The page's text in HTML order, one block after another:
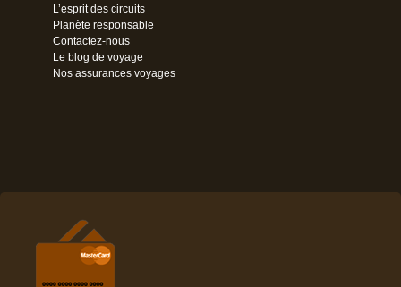
L’esprit des circuits
Planète responsable
Contactez-nous
Le blog de voyage
Nos assurances voyages